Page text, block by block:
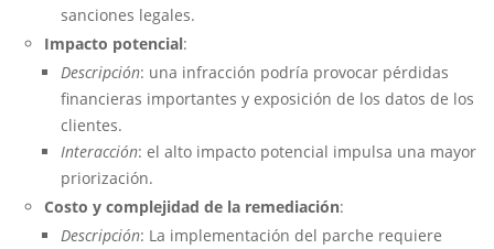
sanciones legales.
Impacto potencial:
Descripción: una infracción podría provocar pérdidas
financieras importantes y exposición de los datos de los
clientes.
Interacción: el alto impacto potencial impulsa una mayor
priorización.
Costo y complejidad de la remediación:
Descripción: La implementación del parche requiere